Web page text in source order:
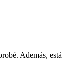
Además, está